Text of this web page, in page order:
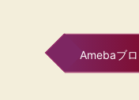
Amebaブ